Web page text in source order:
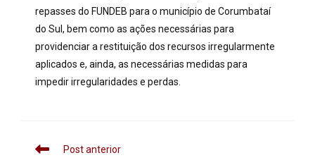
repasses do FUNDEB para o município de Corumbataí
do Sul, bem como as ações necessárias para
providenciar a restituição dos recursos irregularmente
aplicados e, ainda, as necessárias medidas para
impedir irregularidades e perdas.
Post anterior